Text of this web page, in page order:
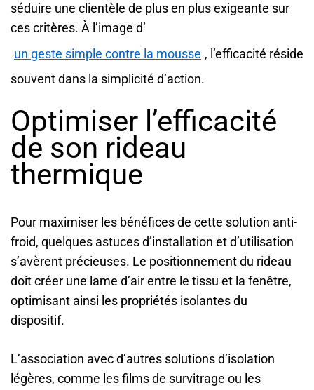
séduire une clientèle de plus en plus exigeante sur
ces critères. À l’image d’
un geste simple contre la mousse , l’efficacité réside
souvent dans la simplicité d’action.
Optimiser l’efficacité
de son rideau
thermique
Pour maximiser les bénéfices de cette solution anti-
froid, quelques astuces d’installation et d’utilisation
s’avèrent précieuses. Le positionnement du rideau
doit créer une lame d’air entre le tissu et la fenêtre,
optimisant ainsi les propriétés isolantes du
dispositif.
L’association avec d’autres solutions d’isolation
légères, comme les films de survitrage ou les